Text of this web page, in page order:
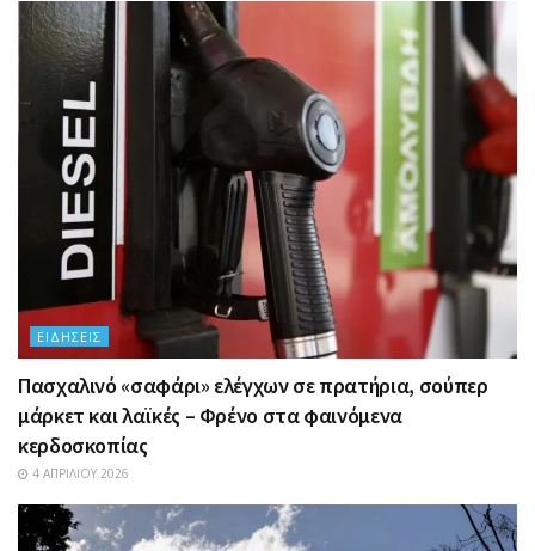
ΕΙΔΉΣΕΙΣ
Πασχαλινό «σαφάρι» ελέγχων σε πρατήρια, σούπερ
μάρκετ και λαϊκές – Φρένο στα φαινόμενα
κερδοσκοπίας
4 ΑΠΡΙΛΊΟΥ 2026